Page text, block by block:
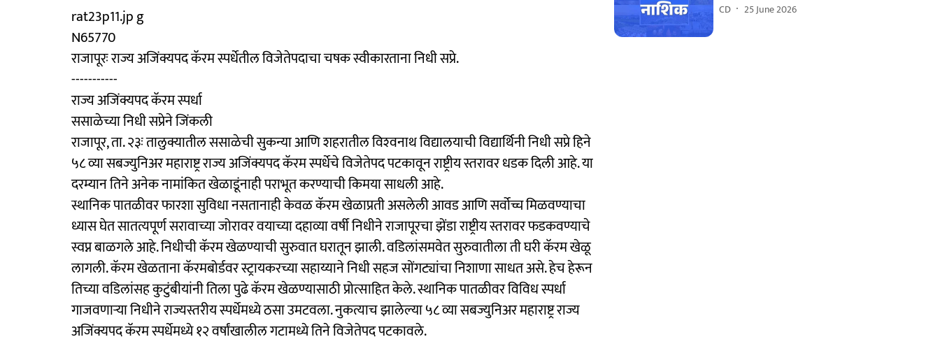
rat23p11.jp g
N65770
राजापूरः राज्य अजिंक्यपद कॅरम स्पर्धेतील विजेतेपदाचा चषक स्वीकारताना निधी सप्रे.
-----------
राज्य अजिंक्यपद कॅरम स्पर्धा
ससाळेच्या निधी सप्रेने जिंकली
राजापूर, ता. २३ः तालुक्यातील ससाळेची सुकन्या आणि शहरातील विश्‍वनाथ विद्यालयाची विद्यार्थिनी निधी सप्रे हिने
५८ व्या सबज्युनिअर महाराष्ट्र राज्य अजिंक्यपद कॅरम स्पर्धेचे विजेतेपद पटकावून राष्ट्रीय स्तरावर धडक दिली आहे. या
दरम्यान तिने अनेक नामांकित खेळाडूंनाही पराभूत करण्याची किमया साधली आहे.
स्थानिक पातळीवर फारशा सुविधा नसतानाही केवळ कॅरम खेळाप्रती असलेली आवड आणि सर्वोच्च मिळवण्याचा
ध्यास घेत सातत्यपूर्ण सरावाच्या जोरावर वयाच्या दहाव्या वर्षी निधीने राजापूरचा झेंडा राष्ट्रीय स्तरावर फडकवण्याचे
स्वप्न बाळगले आहे. निधीची कॅरम खेळण्याची सुरुवात घरातून झाली. वडिलांसमवेत सुरुवातीला ती घरी कॅरम खेळू
लागली. कॅरम खेळताना कॅरमबोर्डवर स्ट्रायकरच्या सहाय्याने निधी सहज सोंगट्यांचा निशाणा साधत असे. हेच हेरून
तिच्या वडिलांसह कुटुंबीयांनी तिला पुढे कॅरम खेळण्यासाठी प्रोत्साहित केले. स्थानिक पातळीवर विविध स्पर्धा
गाजवणाऱ्या निधीने राज्यस्तरीय स्पर्धेमध्ये ठसा उमटवला. नुकत्याच झालेल्या ५८ व्या सबज्युनिअर महाराष्ट्र राज्य
अजिंक्यपद कॅरम स्पर्धेमध्ये १२ वर्षांखालील गटामध्ये तिने विजेतेपद पटकावले.
CD 25 June 2026